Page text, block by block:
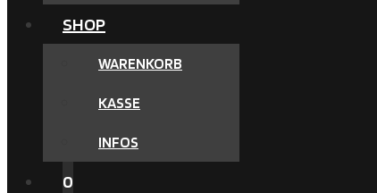
SHOP
WARENKORB
KASSE
INFOS
0